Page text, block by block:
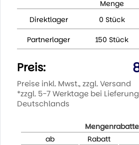
Menge
Direktlager 0 Stück
Partnerlager 150 Stück
Preis:
Preise inkl. Mwst., zzgl. Versand
*zzgl. 5-7 Werktage bei
Deutschlands
Mengenrabatte
ab
Rabatt